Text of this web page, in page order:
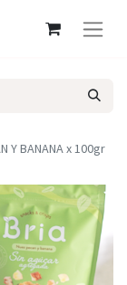
Y BANANA x 100gr